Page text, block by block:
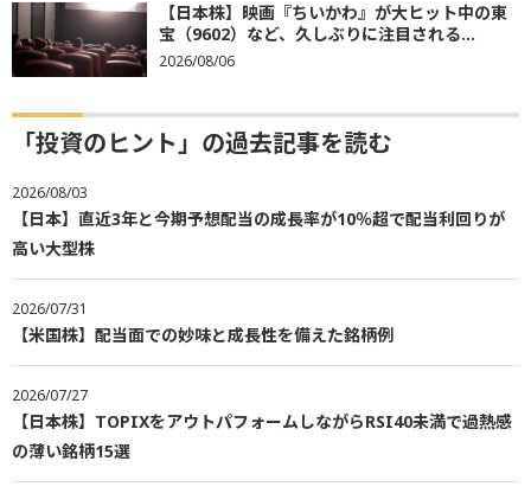
【日本株】映画『ちいかわ』が大ヒット中の東
宝（9602）など、久しぶりに注目される...
2026/08/06
「投資のヒント」の過去記事を読む
2026/08/03
【日本】直近3年と今期予想配当の成長率が10％超で配当利回りが
高い大型株
2026/07/31
【米国株】配当面での妙味と成長性を備えた銘柄例
2026/07/27
【日本株】TOPIXをアウトパフォームしながらRSI40未満で過熱感
の薄い銘柄15選